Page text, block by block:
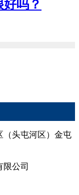
吗？
（头屯河区）金屯
公司